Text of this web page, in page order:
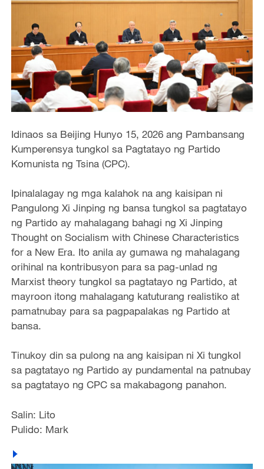
Idinaos sa Beijing Hunyo 15, 2026 ang Pambansang
Kumperensya tungkol sa Pagtatayo ng Partido
Komunista ng Tsina (CPC).
Ipinalalagay ng mga kalahok na ang kaisipan ni
Pangulong Xi Jinping ng bansa tungkol sa pagtatayo
ng Partido ay mahalagang bahagi ng Xi Jinping
Thought on Socialism with Chinese Characteristics
for a New Era. Ito anila ay gumawa ng mahalagang
orihinal na kontribusyon para sa pag-unlad ng
Marxist theory tungkol sa pagtatayo ng Partido, at
mayroon itong mahalagang katuturang realistiko at
pamatnubay para sa pagpapalakas ng Partido at
bansa.
Tinukoy din sa pulong na ang kaisipan ni Xi tungkol
sa pagtatayo ng Partido ay pundamental na patnubay
sa pagtatayo ng CPC sa makabagong panahon.
Salin: Lito
Pulido: Mark